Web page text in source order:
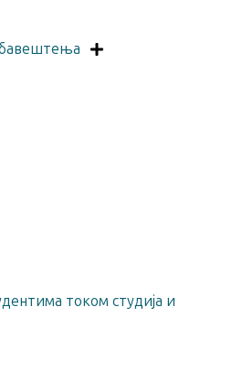
током студија и